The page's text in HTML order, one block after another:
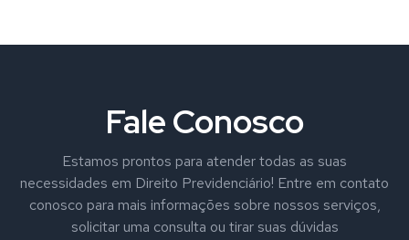
Fale Conosco
Estamos prontos para atender todas as suas
necessidades em Direito Previdenciário! Entre em contato
conosco para mais informações sobre nossos serviços,
solicitar uma consulta ou tirar suas dúvidas